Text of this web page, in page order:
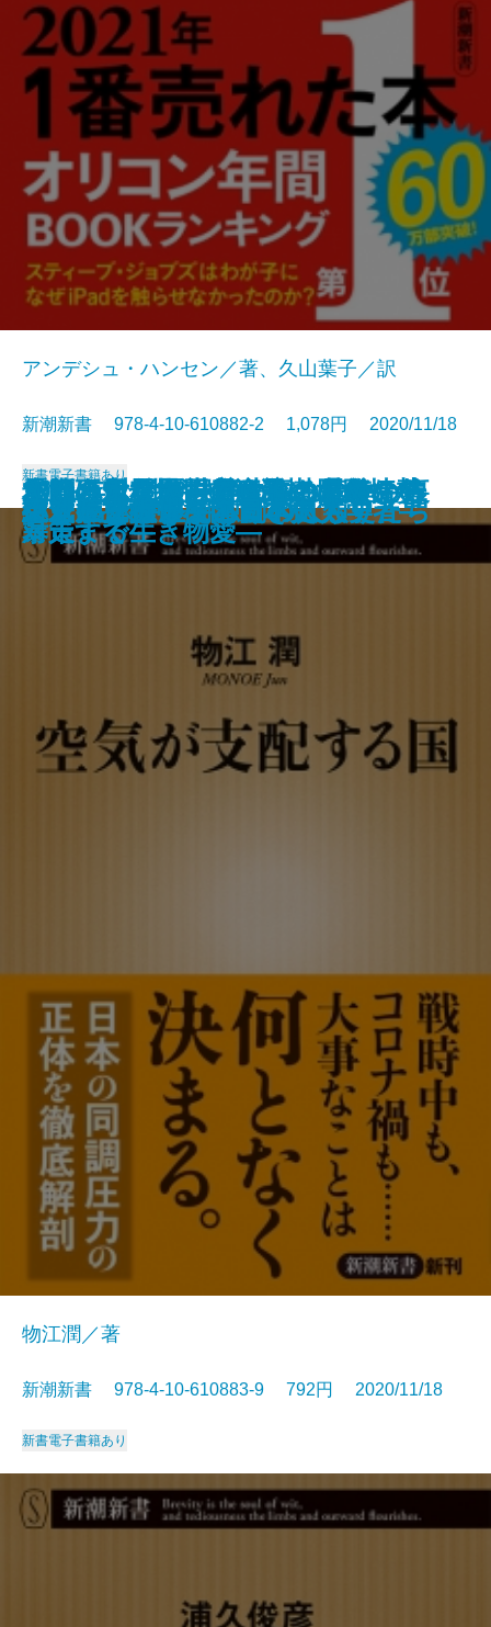
だからヤクザを辞められない―裏
社会メルトダウン―
最新研究が示す 病気にならない
新常識
あなたはなぜ誤解されるのか―
「私」を演出する技術―
兜町の風雲児―中江滋樹 最後の告
白―
うんちの行方
本当は危ない国産食品―「食」が
「病」を引き起こす―
半グレ―反社会勢力の実像―
2021年以後の世界秩序―国際情勢
を読む20のアングル―
書きたい人のためのミステリ入門
スマホ脳
アンデシュ・ハンセン／著、久山葉子／訳
新潮新書 978-4-10-610882-2 1,078円 2020/11/18
新書電子書籍あり
空気が支配する国
物江潤／著
新潮新書 978-4-10-610883-9 792円 2020/11/18
新書電子書籍あり
ベートーヴェンと日本人
ブラック霞が関
パワハラ問題―アウトの基準から
対策まで―
「池の水」抜くのは誰のため？―
暴走する生き物愛―
生き抜くヒント
いじめとひきこもりの人類史
コンビニは通える引きこもりたち
天才 富永仲基―独創の町人学者―
絶対に挫折しない日本史